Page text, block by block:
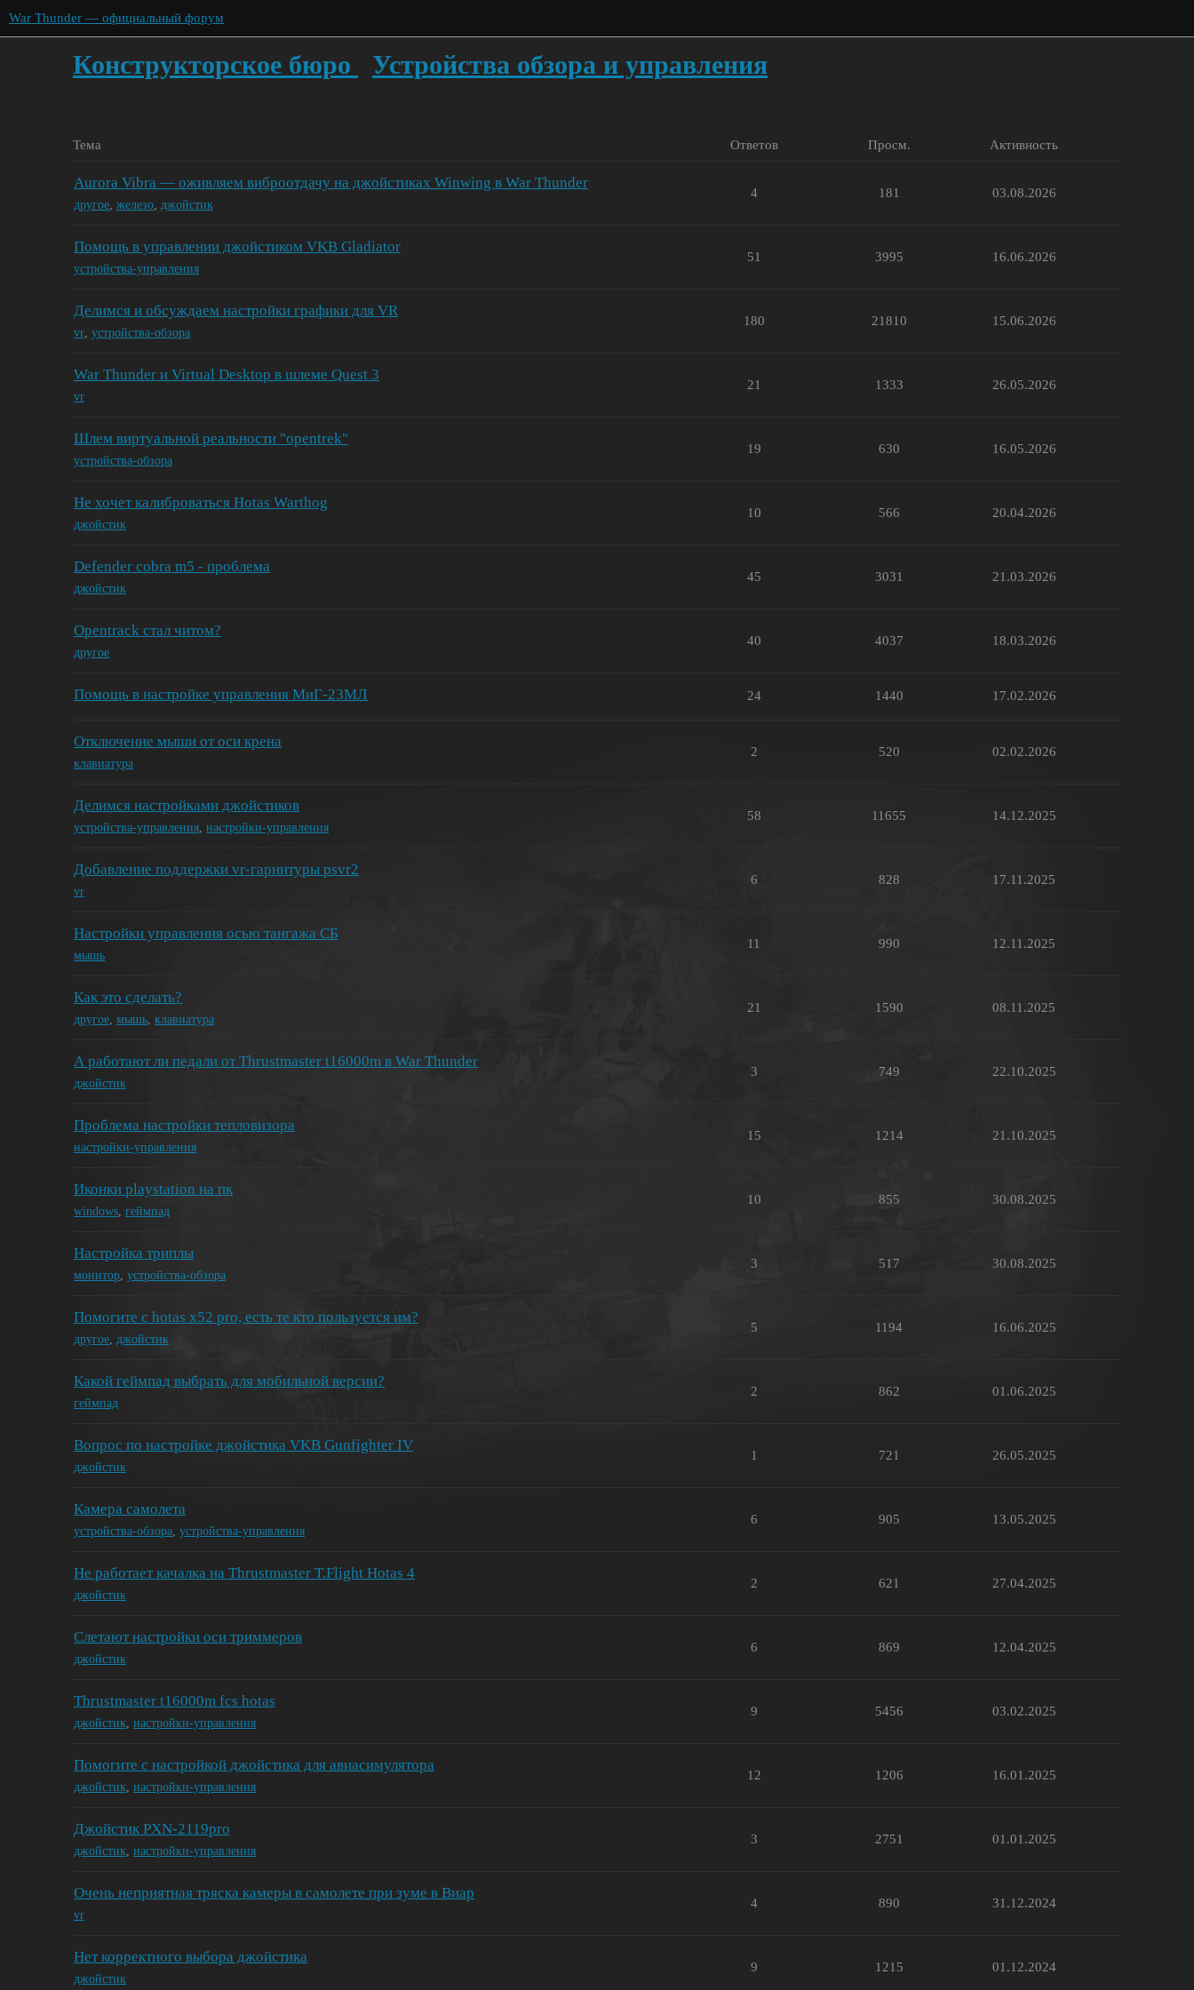
War Thunder — официальный форум
Конструкторское бюро Устройства обзора и управления
Тема Ответов Просм. Активность
Aurora Vibra — оживляем виброотдачу на джойстиках Winwing в War Thunder
другое, железо, джойстик
4 181 03.08.2026
Помощь в управлении джойстиком VKB Gladiator
устройства-управления
51 3995 16.06.2026
Делимся и обсуждаем настройки графики для VR
vr, устройства-обзора
180 21810 15.06.2026
War Thunder и Virtual Desktop в шлеме Quest 3
vr
21 1333 26.05.2026
Шлем виртуальной реальности "opentrek"
устройства-обзора
19 630 16.05.2026
Не хочет калиброваться Hotas Warthog
джойстик
10 566 20.04.2026
Defender cobra m5 - проблема
джойстик
45 3031 21.03.2026
Opentrack стал читом?
другое
40 4037 18.03.2026
Помощь в настройке управления МиГ-23МЛ 24 1440 17.02.2026
Отключение мыши от оси крена
клавиатура
2 520 02.02.2026
Делимся настройками джойстиков
устройства-управления, настройки-управления
58 11655 14.12.2025
Добавление поддержки vr-гарнитуры psvr2
vr
6 828 17.11.2025
Настройки управления осью тангажа СБ
мышь
11 990 12.11.2025
Как это сделать?
другое, мышь, клавиатура
21 1590 08.11.2025
А работают ли педали от Thrustmaster t16000m в War Thunder
джойстик
3 749 22.10.2025
Проблема настройки тепловизора
настройки-управления
15 1214 21.10.2025
Иконки playstation на пк
windows, геймпад
10 855 30.08.2025
Настройка триплы
монитор, устройства-обзора
3 517 30.08.2025
Помогите с hotas x52 pro, есть те кто пользуется им?
другое, джойстик
5 1194 16.06.2025
Какой геймпад выбрать для мобильной версии?
геймпад
2 862 01.06.2025
Вопрос по настройке джойстика VKB Gunfighter IV
джойстик
1 721 26.05.2025
Камера самолета
устройства-обзора, устройства-управления
6 905 13.05.2025
Не работает качалка на Thrustmaster T.Flight Hotas 4
джойстик
2 621 27.04.2025
Слетают настройки оси триммеров
джойстик
6 869 12.04.2025
Thrustmaster t16000m fcs hotas
джойстик, настройки-управления
9 5456 03.02.2025
Помогите с настройкой джойстика для авиасимулятора
джойстик, настройки-управления
12 1206 16.01.2025
Джойстик PXN-2119pro
джойстик, настройки-управления
3 2751 01.01.2025
Очень неприятная тряска камеры в самолете при зуме в Виар
vr
4 890 31.12.2024
Нет корректного выбора джойстика
джойстик
9 1215 01.12.2024